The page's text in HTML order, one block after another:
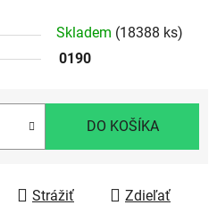
Skladem (18388 ks)
0190
DO KOŠÍKA
Strážiť Zdieľať